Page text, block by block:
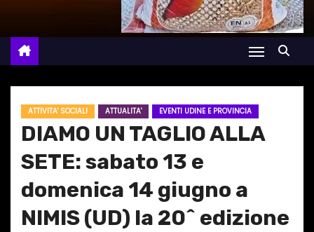
ATTIVITA' SOCIALI ATTUALITA' EVENTI UDINE E PROVINCIA
DIAMO UN TAGLIO ALLA
SETE: sabato 13 e
domenica 14 giugno a
NIMIS (UD) la 20^ edizione